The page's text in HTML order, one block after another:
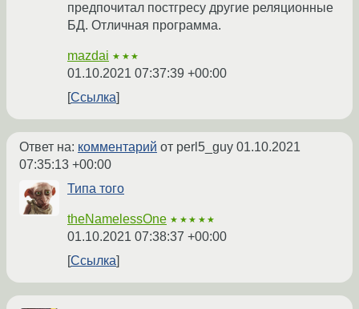
предпочитал постгресу другие реляционные
БД. Отличная программа.
mazdai ★★★
01.10.2021 07:37:39 +00:00
Ссылка
Ответ на: комментарий от perl5_guy 01.10.2021
07:35:13 +00:00
Типа того
theNamelessOne ★★★★★
01.10.2021 07:38:37 +00:00
Ссылка